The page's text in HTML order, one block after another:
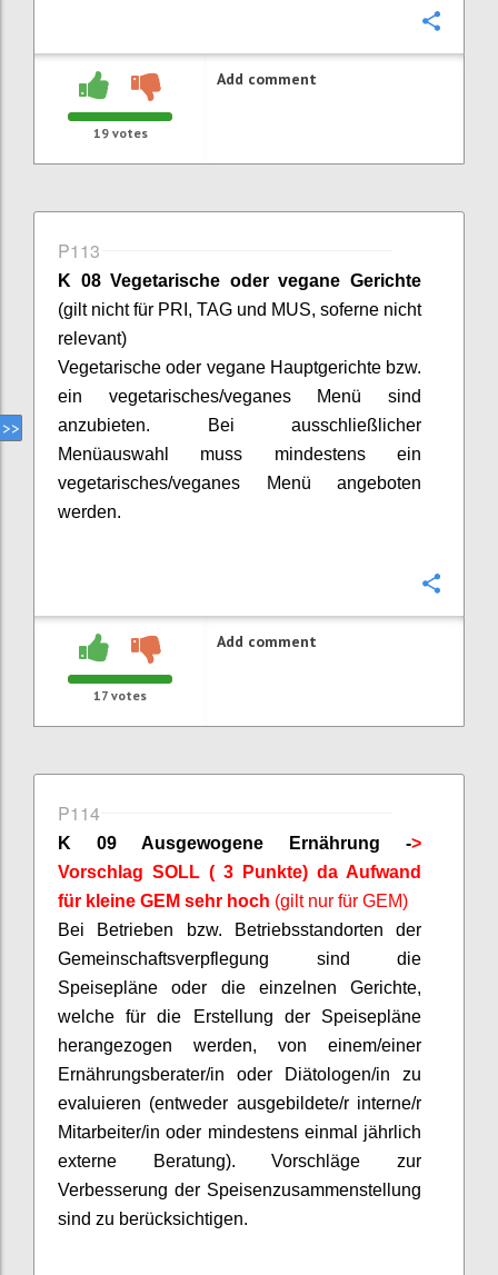
19votes
Add comment
P113
K 08 Vegetarische oder vegane Gerichte
(gilt nicht für PRI, TAG und MUS, soferne nicht
relevant)
Vegetarische oder vegane Hauptgerichte bzw.
ein vegetarisches/veganes Menü sind
anzubieten. Bei ausschließlicher
Menüauswahl muss mindestens ein
vegetarisches/veganes Menü angeboten
werden.
17 votes
Add comment
P114
K 09 Ausgewogene Ernährung ->
Vorschlag SOLL ( 3 Punkte) da Aufwand
für kleine GEM sehr hoch (gilt nur für GEM)
Bei Betrieben bzw. Betriebsstandorten der
Gemeinschaftsverpflegung sind die
Speisepläne oder die einzelnen Gerichte,
welche für die Erstellung der Speisepläne
herangezogen werden, von einem/einer
Ernährungsberater/in oder
Diätologen/in zu
evaluieren (entweder ausgebildete/r interne/r
Mitarbeiter/in oder mindestens einmal jährlich
externe Beratung). Vorschläge zur
Verbesserung der Speisenzusammenstellung
sind zu berücksichtigen.